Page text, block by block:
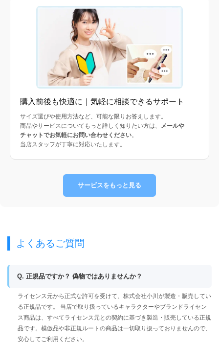
購入前後も快適に｜気軽に相談できるサポート
サイズ選びや使用方法など、可能な限りお答えします。
商品やサービスについてもっと詳しく知りたい方は、 メールや
チャットでお気軽にお問い合わせください。
当店スタッフが丁寧に対応いたします。
サービスをもっと見る
よくあるご質問
Q. 正規品ですか？ 偽物ではありませんか？
ライセンス元から正式な許可を受けて、株式会社小川が製造・販売してい
る正規品です。 当店で取り扱っているキャラクターやブランドライセン
ス商品は、すべてライセンス元との契約に基づき製造・販売している正規
品です。模倣品や非正規ルートの商品は一切取り扱っておりませんので、
安心してご利用ください。